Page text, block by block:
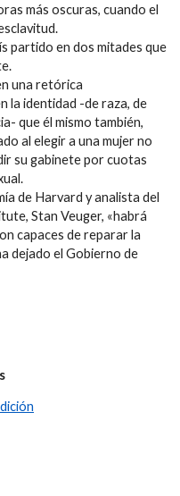
más oscuras, cuando el
partido en dos mitades que
una retórica
la identidad -de raza, de
que él mismo también,
al elegir a una mujer no
su gabinete por cuotas
de Harvard y analista del
Stan Veuger, «habrá
capaces de reparar la
dejado el Gobierno de